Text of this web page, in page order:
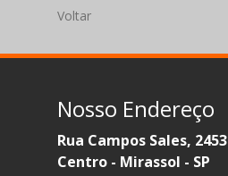
Voltar
Nosso Endereço
Rua Campos Sales, 2453
Centro - Mirassol - SP